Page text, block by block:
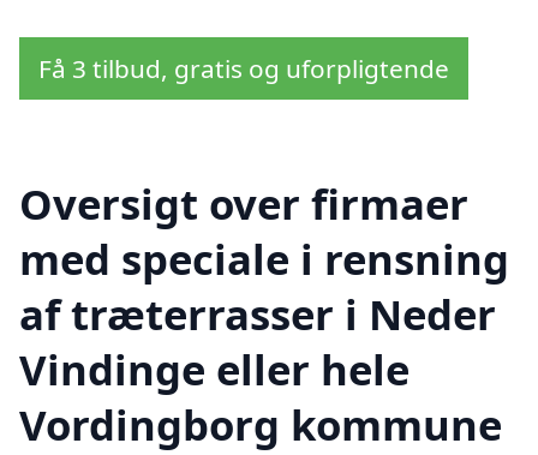
Få 3 tilbud, gratis og uforpligtende
Oversigt over firmaer
med speciale i rensning
af træterrasser i Neder
Vindinge eller hele
Vordingborg kommune